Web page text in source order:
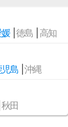
徳島 高知
児島 沖縄
秋田